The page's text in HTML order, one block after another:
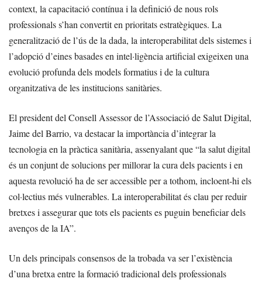
context, la capacitació contínua i la definició de nous rols
professionals s’han convertit en prioritats estratègiques. La
generalització de l’ús de la dada, la interoperabilitat dels sistemes i
l’adopció d’eines basades en intel·ligència artificial exigeixen una
evolució profunda dels models formatius i de la cultura
organitzativa de les institucions sanitàries.
El president del Consell Assessor de l’Associació de Salut Digital,
Jaime del Barrio, va destacar la importància d’integrar la
tecnologia en la pràctica sanitària, assenyalant que “la salut digital
és un conjunt de solucions per millorar la cura dels pacients i en
aquesta revolució ha de ser accessible per a tothom, incloent-hi els
col·lectius més vulnerables. La interoperabilitat és clau per reduir
bretxes i assegurar que tots els pacients es puguin beneficiar dels
avenços de la IA”.
Un dels principals consensos de la trobada va ser l’existència
d’una bretxa entre la formació tradicional dels professionals